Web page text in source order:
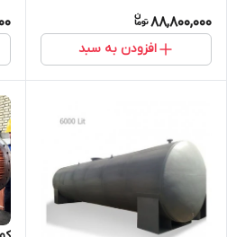
88,800,000
افزودن به سبد